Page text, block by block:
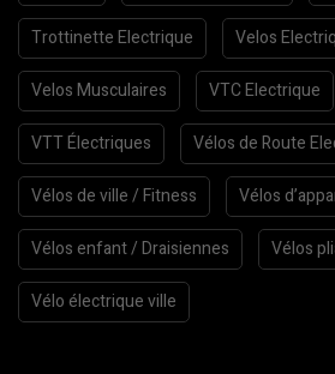
Trottinette Electrique Velos
Velos Musculaires VTC Electrique
VTT Électriques Vélos de Route
Vélos de ville / Fitness Vélos
Vélos enfant / Draisiennes Vélos
Vélo électrique ville